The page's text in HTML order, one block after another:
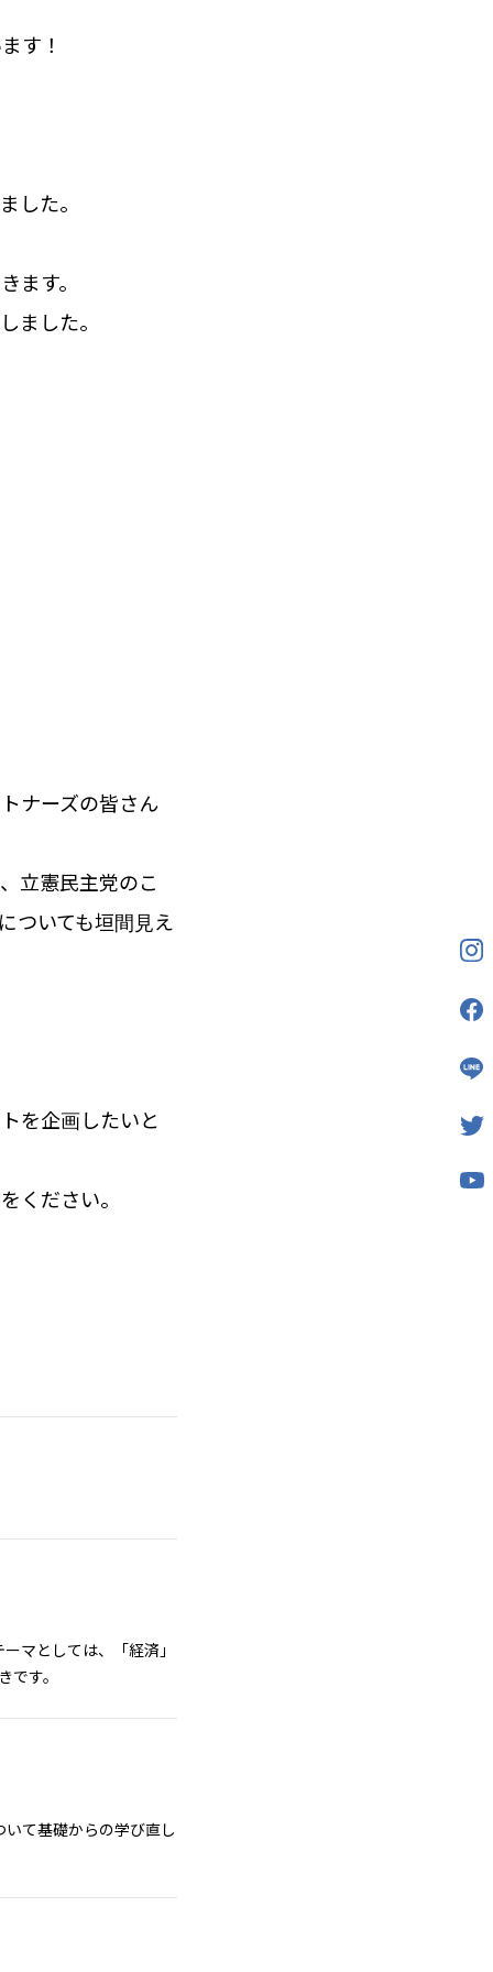
す！
した。
ます。
ました。
ナーズの皆さん
立憲民主党のこ
ついても垣間見え
を企画したいと
ください。
マとしては、「経済」
です。
て基礎からの学び直し